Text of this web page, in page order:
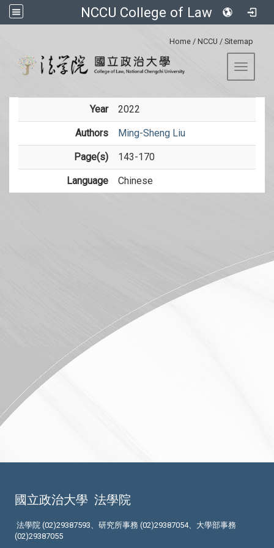
NCCU College of Law
Home / NCCU / Sitemap
Toggle
Year 2022
Authors Ming-Sheng Liu
Page(s) 143-170
Language Chinese
國立政治大學 法學院
法學院 (02)29387593、研究所事務 (02)29387054、大學部事務
(02)29387055